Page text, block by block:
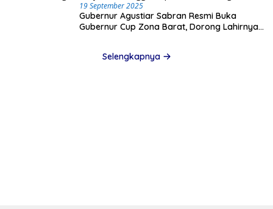
19 September 2025
Gubernur Agustiar Sabran Resmi Buka
Gubernur Cup Zona Barat, Dorong Lahirnya
Selengkapnya